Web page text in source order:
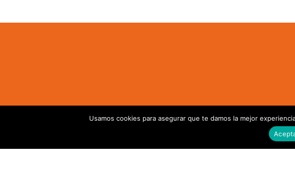
Usamos cookies para asegurar que te damos la mejor